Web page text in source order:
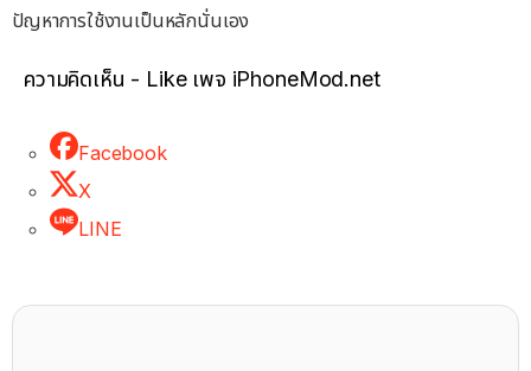
ปัญหาการใช้งานเป็นหลักนั่นเอง
ความคิดเห็น - Like เพจ iPhoneMod.net
Facebook
X
LINE